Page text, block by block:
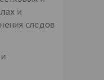
и
следов